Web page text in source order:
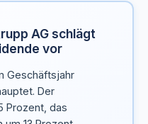
AG schlägt
vor
Geschäftsjahr
Der
Prozent, das